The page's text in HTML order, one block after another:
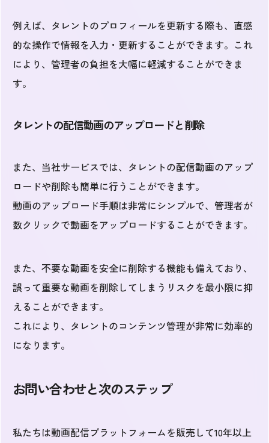
例えば、タレントのプロフィールを更新する際も、直感
的な操作で情報を入力・更新することができます。これ
により、管理者の負担を大幅に軽減することができま
す。
タレントの配信動画のアップロードと削除
また、当社サービスでは、タレントの配信動画のアップ
ロードや削除も簡単に行うことができます。
動画のアップロード手順は非常にシンプルで、管理者が
数クリックで動画をアップロードすることができます。
また、不要な動画を安全に削除する機能も備えており、
誤って重要な動画を削除してしまうリスクを最小限に抑
えることができます。
これにより、タレントのコンテンツ管理が非常に効率的
になります。
お問い合わせと次のステップ
私たちは動画配信プラットフォームを販売して10年以上